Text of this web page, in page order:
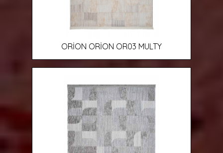
ORİON ORİON OR03 MULTY